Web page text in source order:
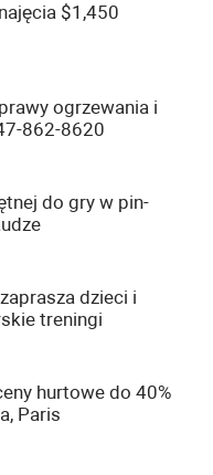
$1,450
ogrzewania i
862-8620
do gry w pin-
dzieci i
treningi
hurtowe do 40%
Paris